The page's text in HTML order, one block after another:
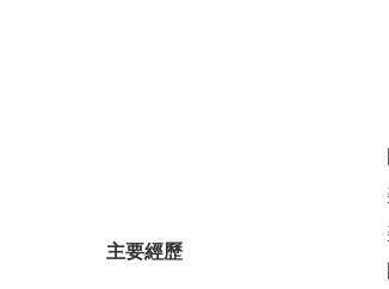
主要經歷